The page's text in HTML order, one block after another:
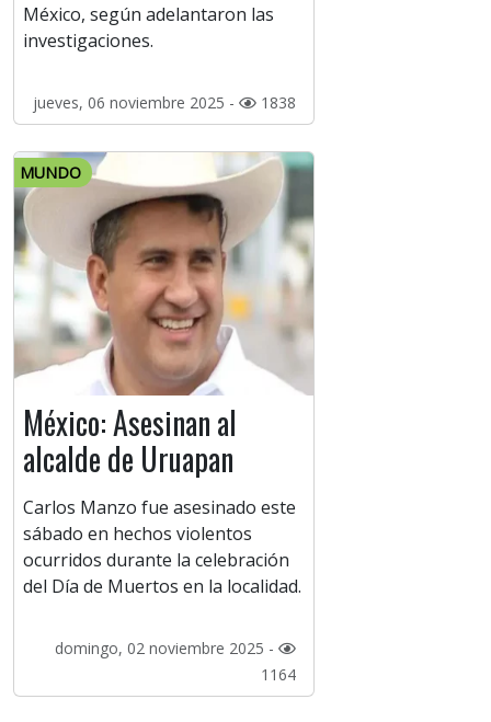
México, según adelantaron las
investigaciones.
jueves, 06 noviembre 2025 - 1838
MUNDO
México: Asesinan al
alcalde de Uruapan
Carlos Manzo fue asesinado este
sábado en hechos violentos
ocurridos durante la celebración
del Día de Muertos en la localidad.
domingo, 02 noviembre 2025 -
1164